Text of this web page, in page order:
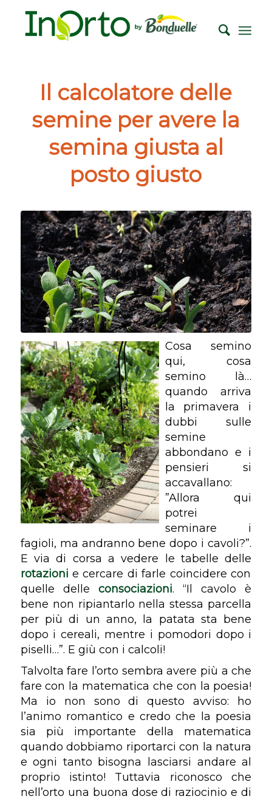
Il calcolatore delle
semine per avere la
semina giusta al
posto giusto
Cosa semino
qui, cosa
semino là…
quando arriva
la primavera i
dubbi sulle
semine
abbondano e i
pensieri si
accavallano:
”Allora qui
potrei
seminare i
fagioli, ma andranno bene dopo i cavoli?”.
E via di corsa a vedere le tabelle delle
rotazioni e cercare di farle coincidere con
quelle delle
consociazioni. “Il cavolo è
bene non ripiantarlo nella stessa parcella
per più di un anno, la patata sta bene
dopo i cereali, mentre i pomodori dopo i
piselli…”. E giù con i calcoli!
Talvolta fare l’orto sembra avere più a che
fare con la matematica che con la poesia!
Ma io non sono di questo avviso: ho
l’animo romantico e credo che la poesia
sia più importante della matematica
quando dobbiamo riportarci con la natura
e ogni tanto bisogna lasciarsi andare al
proprio istinto! Tuttavia riconosco che
nell’orto una buona dose di raziocinio e di